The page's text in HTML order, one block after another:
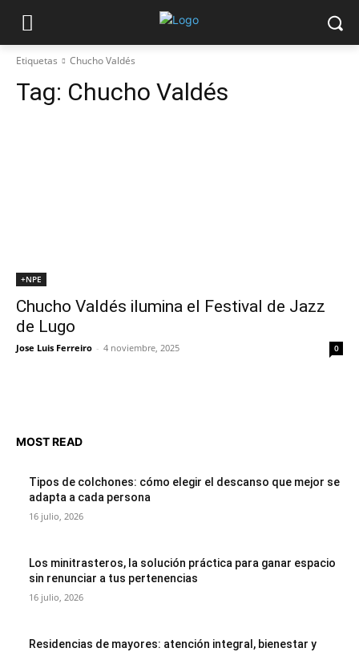
Etiquetas Chucho Valdés
Tag: Chucho Valdés
+NPE
Chucho Valdés ilumina el Festival de Jazz
de Lugo
Jose Luis Ferreiro - 4 noviembre, 2025 0
MOST READ
Tipos de colchones: cómo elegir el descanso que mejor se
adapta a cada persona
16 julio, 2026
Los minitrasteros, la solución práctica para ganar espacio
sin renunciar a tus pertenencias
16 julio, 2026
Residencias de mayores: atención integral, bienestar y